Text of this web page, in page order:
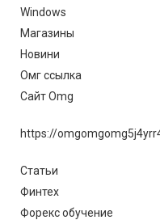
Windows
Магазины
Новини
Омг ссылка
Сайт Omg
https://
Статьи
Финтех
Форекс обучение